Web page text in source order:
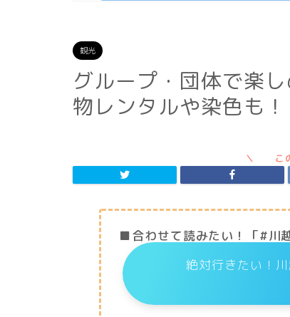
観光
グループ・団体で楽
物レンタルや染色も！
■合わせて読みたい！「#川
絶対行きたい！